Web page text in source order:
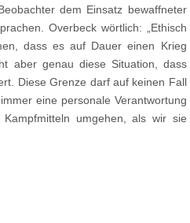
dem Einsatz bewaffneter
Overbeck wörtlich: „Ethisch
dass es auf Dauer einen Krieg
aber genau diese Situation, dass
Diese Grenze darf auf keinen Fall
eine personale Verantwortung
umgehen, als wir sie